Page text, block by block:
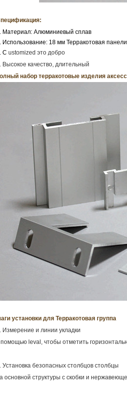
Материал: Алюминиевый сплав
Использование: 18 мм Терракотовая панели
C ustomized это добро
Высокое качество, длительный
набор терракотовые изделия
установки для Терракотовая группа
Измерение и линии укладки
помощью leval, чтобы отметить
Установка безопасных столбцов столбцы
основной структуры с скобки и